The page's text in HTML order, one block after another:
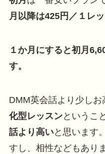
月以降は425円／１レ
１か月にすると初月
す。
DMM英会話より少しお
化型レッスンというこ
話より高いと思います
すし、相性などもあり